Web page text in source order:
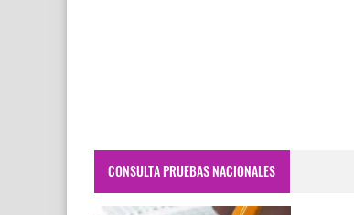
CONSULTA PRUEBAS NACIONALES